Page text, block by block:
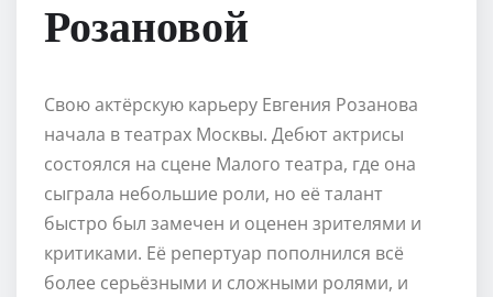
Розановой
Свою актёрскую карьеру Евгения Розанова
начала в театрах Москвы. Дебют актрисы
состоялся на сцене Малого театра, где она
сыграла небольшие роли, но её талант
быстро был замечен и оценен зрителями и
критиками. Её репертуар пополнился всё
более серьёзными и сложными ролями, и